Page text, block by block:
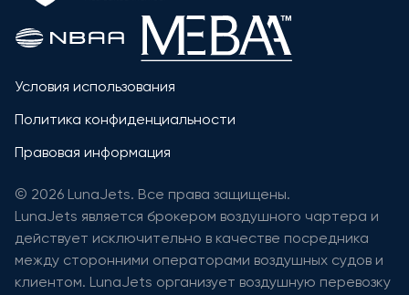
Условия использования
Политика конфиденциальности
Правовая информация
© 2026 LunaJets. Все права защищены.
LunaJets является брокером воздушного чартера и
действует исключительно в качестве посредника
между сторонними операторами воздушных судов и
клиентом. LunaJets организует воздушную перевозку